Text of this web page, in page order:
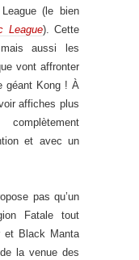
(le bien
League). Cette
aussi les
vont affronter
géant Kong ! À
affiches plus
et avec un
pas qu’un
Fatale tout
et Black Manta
la venue des